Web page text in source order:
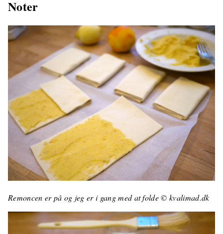
Noter
Remoncen er på og jeg er i gang med at folde © kvalimad.dk